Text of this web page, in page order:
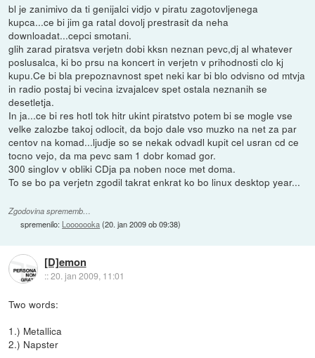
bl je zanimivo da ti genijalci vidjo v piratu zagotovljenega
kupca...ce bi jim ga ratal dovolj prestrasit da neha
downloadat...cepci smotani.
glih zarad piratsva verjetn dobi kksn neznan pevc,dj al whatever
poslusalca, ki bo prsu na koncert in verjetn v prihodnosti clo kj
kupu.Ce bi bla prepoznavnost spet neki kar bi blo odvisno od mtvja
in radio postaj bi vecina izvajalcev spet ostala neznanih se
desetletja.
In ja...ce bi res hotl tok hitr ukint piratstvo potem bi se mogle vse
velke zalozbe takoj odlocit, da bojo dale vso muzko na net za par
centov na komad...ljudje so se nekak odvadl kupit cel usran cd ce
tocno vejo, da ma pevc sam 1 dobr komad gor.
300 singlov v obliki CDja pa noben noce met doma.
To se bo pa verjetn zgodil takrat enkrat ko bo linux desktop year...
Zgodovina sprememb…
spremenilo: Looooooka(20. jan 2009 ob 09:38)
[D]emon
::20. jan 2009, 11:01
Two words:
1.) Metallica
2.) Napster